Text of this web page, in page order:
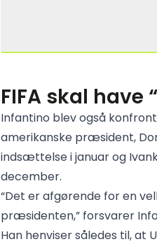
FIFA skal have
Infantino blev også
amerikanske præsident,
indsættelse i januar og
december.
“Det er afgørende for en
præsidenten,” forsvarer
Han henviser således til, at